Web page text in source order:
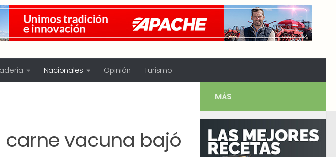
Nacionales Opinión Turismo
carne vacuna bajó
MÁS